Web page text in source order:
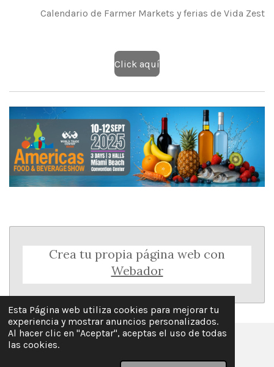
Esta Página web utiliza cookies para mejorar tu
experiencia y mostrar anuncios personalizados.
Al hacer clic en "Aceptar", aceptas el uso de todas
las cookies.
Calendario de Farmer Markets y ferias de Vida Zest
Click aquí
Crea tu propia página web con
Webador
© 2025 - 2026 La Guía Keto en Español